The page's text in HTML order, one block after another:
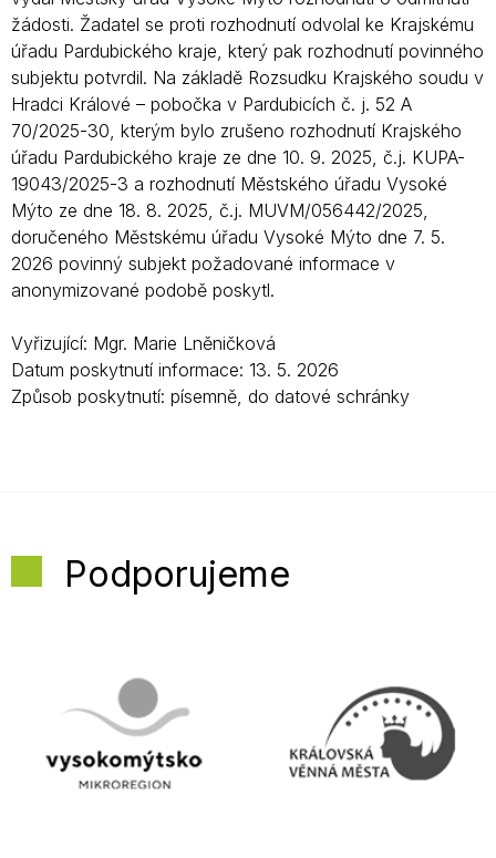
žádosti. Žadatel se proti rozhodnutí odvolal ke Krajskému
úřadu Pardubického kraje, který pak rozhodnutí povinného
subjektu potvrdil. Na základě Rozsudku Krajského soudu v
Hradci Králové – pobočka v Pardubicích č. j. 52 A
70/2025-30, kterým bylo zrušeno rozhodnutí Krajského
úřadu Pardubického kraje ze dne 10. 9. 2025, č.j. KUPA-
19043/2025-3 a rozhodnutí Městského úřadu Vysoké
Mýto ze dne 18. 8. 2025, č.j. MUVM/056442/2025,
doručeného Městskému úřadu Vysoké Mýto dne 7. 5.
2026 povinný subjekt požadované informace v
anonymizované podobě poskytl.
Vyřizující: Mgr. Marie Lněničková
Datum poskytnutí informace: 13. 5. 2026
Způsob poskytnutí: písemně, do datové schránky
Podporujeme